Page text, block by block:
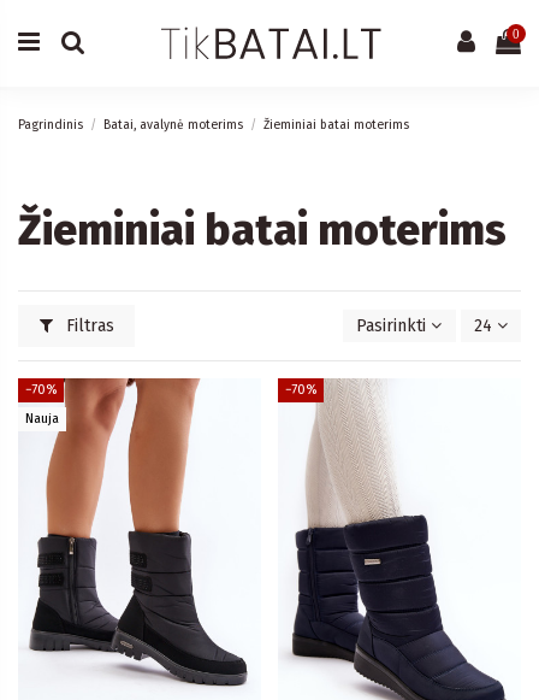
0
Pagrindinis Batai, avalynė moterims Žieminiai batai moterims
Žieminiai batai moterims
Filtras Pasirinkti 24
−70%
Nauja
−70%